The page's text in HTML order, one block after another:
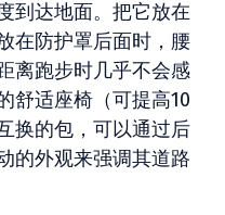
到达地面。把它放在
在防护罩后面时，腰
离跑步时几乎不会感
舒适座椅（可提高10
换的包，可以通过后
的外观来强调其道路